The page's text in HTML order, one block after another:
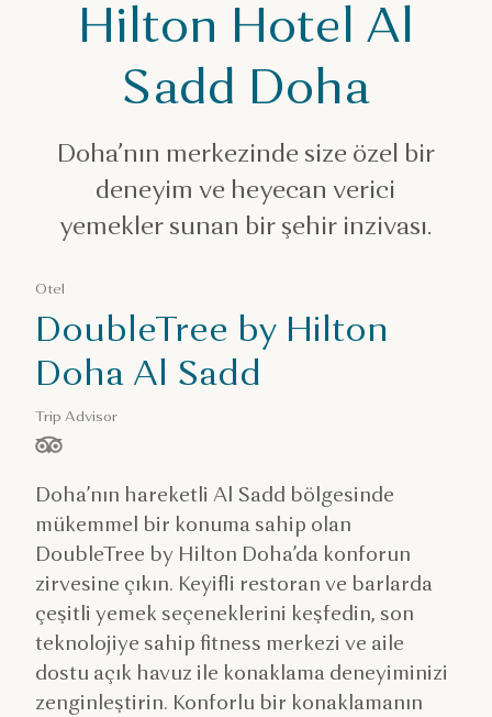
DoubleTree by Hilton Hotel Al Sadd Doha
Hilton Hotel Al
Sadd Doha
Doha’nın merkezinde size özel bir
deneyim ve heyecan verici
yemekler sunan bir şehir inzivası.
Otel
DoubleTree by Hilton
Doha Al Sadd
Trip Advisor
/ 5 yıldız, ölçüt:
Doha’nın hareketli Al Sadd bölgesinde
mükemmel bir konuma sahip olan
DoubleTree by Hilton Doha’da konforun
zirvesine çıkın. Keyifli restoran ve barlarda
çeşitli yemek seçeneklerini keşfedin, son
teknolojiye sahip fitness merkezi ve aile
dostu açık havuz ile konaklama deneyiminizi
zenginleştirin. Konforlu bir konaklamanın